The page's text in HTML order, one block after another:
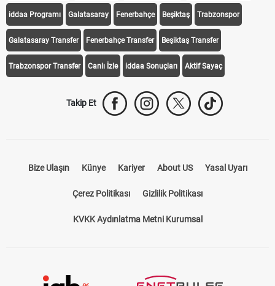
iddaa Programı Galatasaray Fenerbahçe Beşiktaş Trabzonspor
Galatasaray Transfer Fenerbahçe Transfer Beşiktaş Transfer
Trabzonspor Transfer Canlı İzle iddaa Sonuçları Aktif Sayaç
Takip Et
Bize Ulaşın Künye Kariyer About US Yasal Uyarı
Çerez Politikası Gizlilik Politikası
KVKK Aydınlatma Metni Kurumsal